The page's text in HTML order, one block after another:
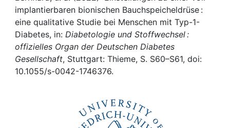
Help
implantierbaren bionischen Bauchspeicheldrüse :
eine qualitative Studie bei Menschen mit Typ-1-
Diabetes, in: Diabetologie und Stoffwechsel :
offizielles Organ der Deutschen Diabetes
Gesellschaft, Stuttgart: Thieme, S. S60–S61, doi:
10.1055/s-0042-1746376.